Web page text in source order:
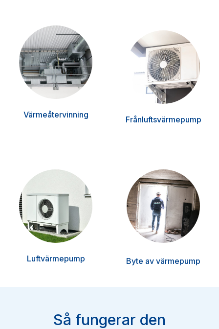
Värmeåtervinning Frånluftsvärmepump
Luftvärmepump Byte av värmepump
Så fungerar den